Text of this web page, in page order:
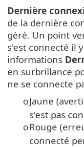
Dernière
de la dernière
géré. Un point
s'est connecté il
informations
en surbrillance
ne se connecte
oJaune
s'est pas
oRouge
connecté